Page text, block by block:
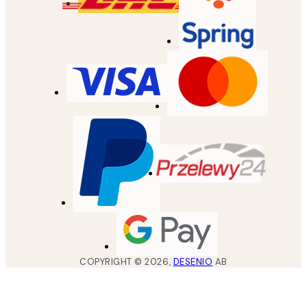
COPYRIGHT ©2026, DESENIO AB